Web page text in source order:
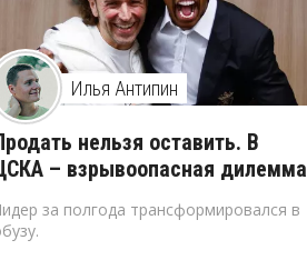
Илья Антипин
нельзя оставить. В
– взрывоопасная дилемма
за полгода трансформировался в